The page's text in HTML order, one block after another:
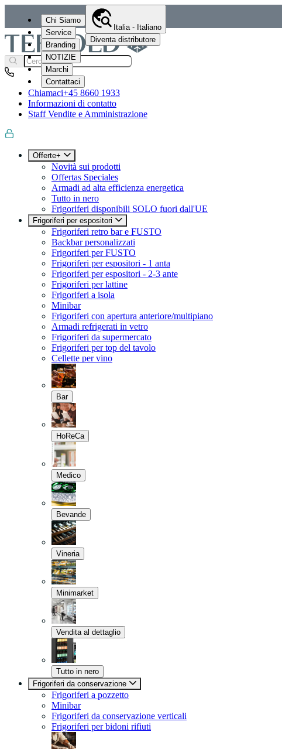
Chi Siamo
Service
Branding
NOTIZIE
Marchi
Contattaci
Italia - Italiano
Diventa distributore
Chiamaci+45 8660 1933
Informazioni di contatto
Staff Vendite e Amministrazione
Offerte+
Novità sui prodotti
Offertas Speciales
Armadi ad alta efficienza energetica
Tutto in nero
Frigoriferi disponibili SOLO fuori dall'UE
Frigoriferi per espositori
Frigoriferi retro bar e FUSTO
Backbar personalizzati
Frigoriferi per FUSTO
Frigoriferi per espositori - 1 anta
Frigoriferi per espositori - 2-3 ante
Frigoriferi per lattine
Frigoriferi a isola
Minibar
Frigoriferi con apertura anteriore/multipiano
Armadi refrigerati in vetro
Frigoriferi da supermercato
Frigoriferi per top del tavolo
Cellette per vino
Bar
HoReCa
Medico
Bevande
Vineria
Minimarket
Vendita al dettaglio
Tutto in nero
Frigoriferi da conservazione
Frigoriferi a pozzetto
Minibar
Frigoriferi da conservazione verticali
Frigoriferi per bidoni rifiuti